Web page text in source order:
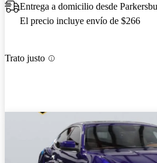
Entrega a domicilio desde
El precio incluye envío de $266
Trato justo